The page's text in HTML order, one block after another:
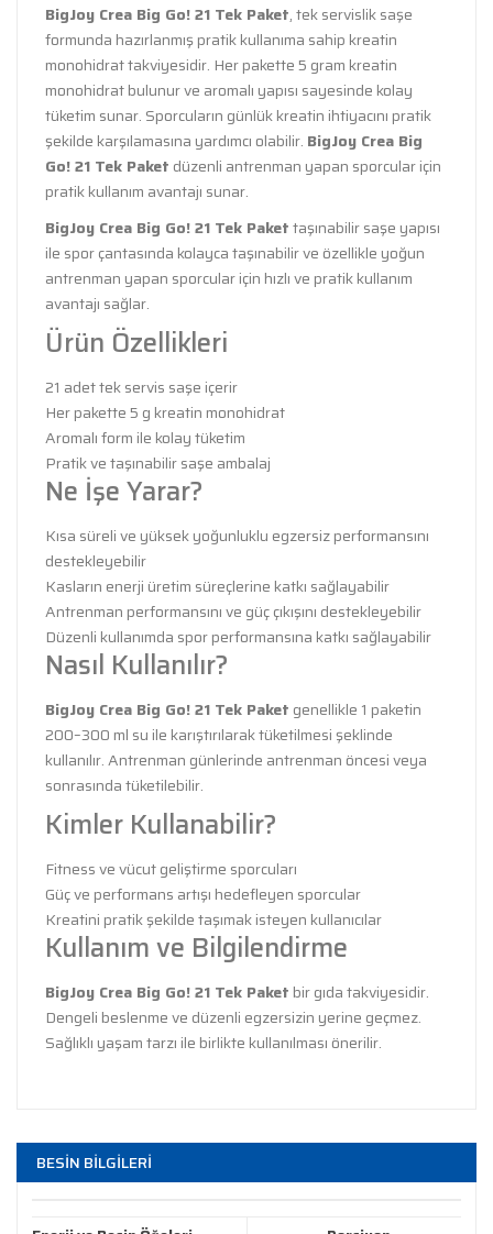
BigJoy Crea Big Go! 21 Tek Paket, tek servislik saşe
formunda hazırlanmış pratik kullanıma sahip kreatin
monohidrat takviyesidir. Her pakette 5 gram kreatin
monohidrat bulunur ve aromalı yapısı sayesinde kolay
tüketim sunar. Sporcuların günlük kreatin ihtiyacını pratik
şekilde karşılamasına yardımcı olabilir. BigJoy Crea Big
Go! 21 Tek Paket düzenli antrenman yapan sporcular için
pratik kullanım avantajı sunar.
BigJoy Crea Big Go! 21 Tek Pakettaşınabilir saşe yapısı
ile spor çantasında kolayca taşınabilir ve özellikle yoğun
antrenman yapan sporcular için hızlı ve pratik kullanım
avantajı sağlar.
Ürün Özellikleri
21 adet tek servis saşe içerir
Her pakette 5 g kreatin monohidrat
Aromalı form ile kolay tüketim
Pratik ve taşınabilir saşe ambalaj
Ne İşe Yarar?
Kısa süreli ve yüksek yoğunluklu egzersiz performansını
destekleyebilir
Kasların enerji üretim süreçlerine katkı sağlayabilir
Antrenman performansını ve güç çıkışını destekleyebilir
Düzenli kullanımda spor performansına katkı sağlayabilir
Nasıl Kullanılır?
BigJoy Crea Big Go! 21 Tek Paket genellikle 1 paketin
200–300 ml su ile karıştırılarak tüketilmesi şeklinde
kullanılır. Antrenman günlerinde antrenman öncesi veya
sonrasında tüketilebilir.
Kimler Kullanabilir?
Fitness ve vücut geliştirme sporcuları
Güç ve performans artışı hedefleyen sporcular
Kreatini pratik şekilde taşımak isteyen kullanıcılar
Kullanım ve Bilgilendirme
BigJoy Crea Big Go! 21 Tek Paket bir gıda takviyesidir.
Dengeli beslenme ve düzenli egzersizin yerine geçmez.
Sağlıklı yaşam tarzı ile birlikte kullanılması önerilir.
Bu ürüne ilk yorumu siz yapın!
diğer konularda yetersiz gördüğünüz noktaları öneri
formunu kullanarak tarafımıza iletebilirsiniz.
Görüş ve önerileriniz için teşekkür ederiz.
BESİN BİLGİLERİ